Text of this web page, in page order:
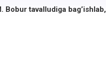
Bobur tavalludiga